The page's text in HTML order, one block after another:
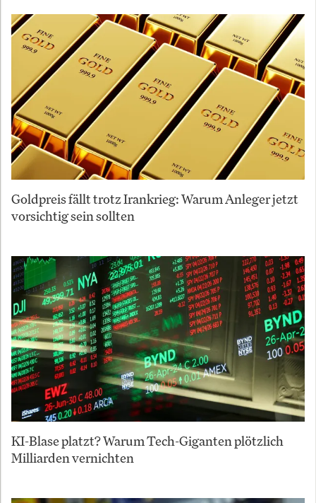
Goldpreis fällt trotz Irankrieg: Warum Anleger jetzt
vorsichtig sein sollten
KI-Blase platzt? Warum Tech-Giganten plötzlich
Milliarden vernichten